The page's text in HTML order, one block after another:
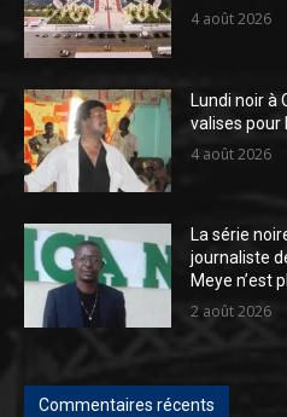
4 août 2026
Lundi noir à
valises pour
4 août 2026
La série
journaliste
Meye n’est
2 août 2026
Commentaires récents